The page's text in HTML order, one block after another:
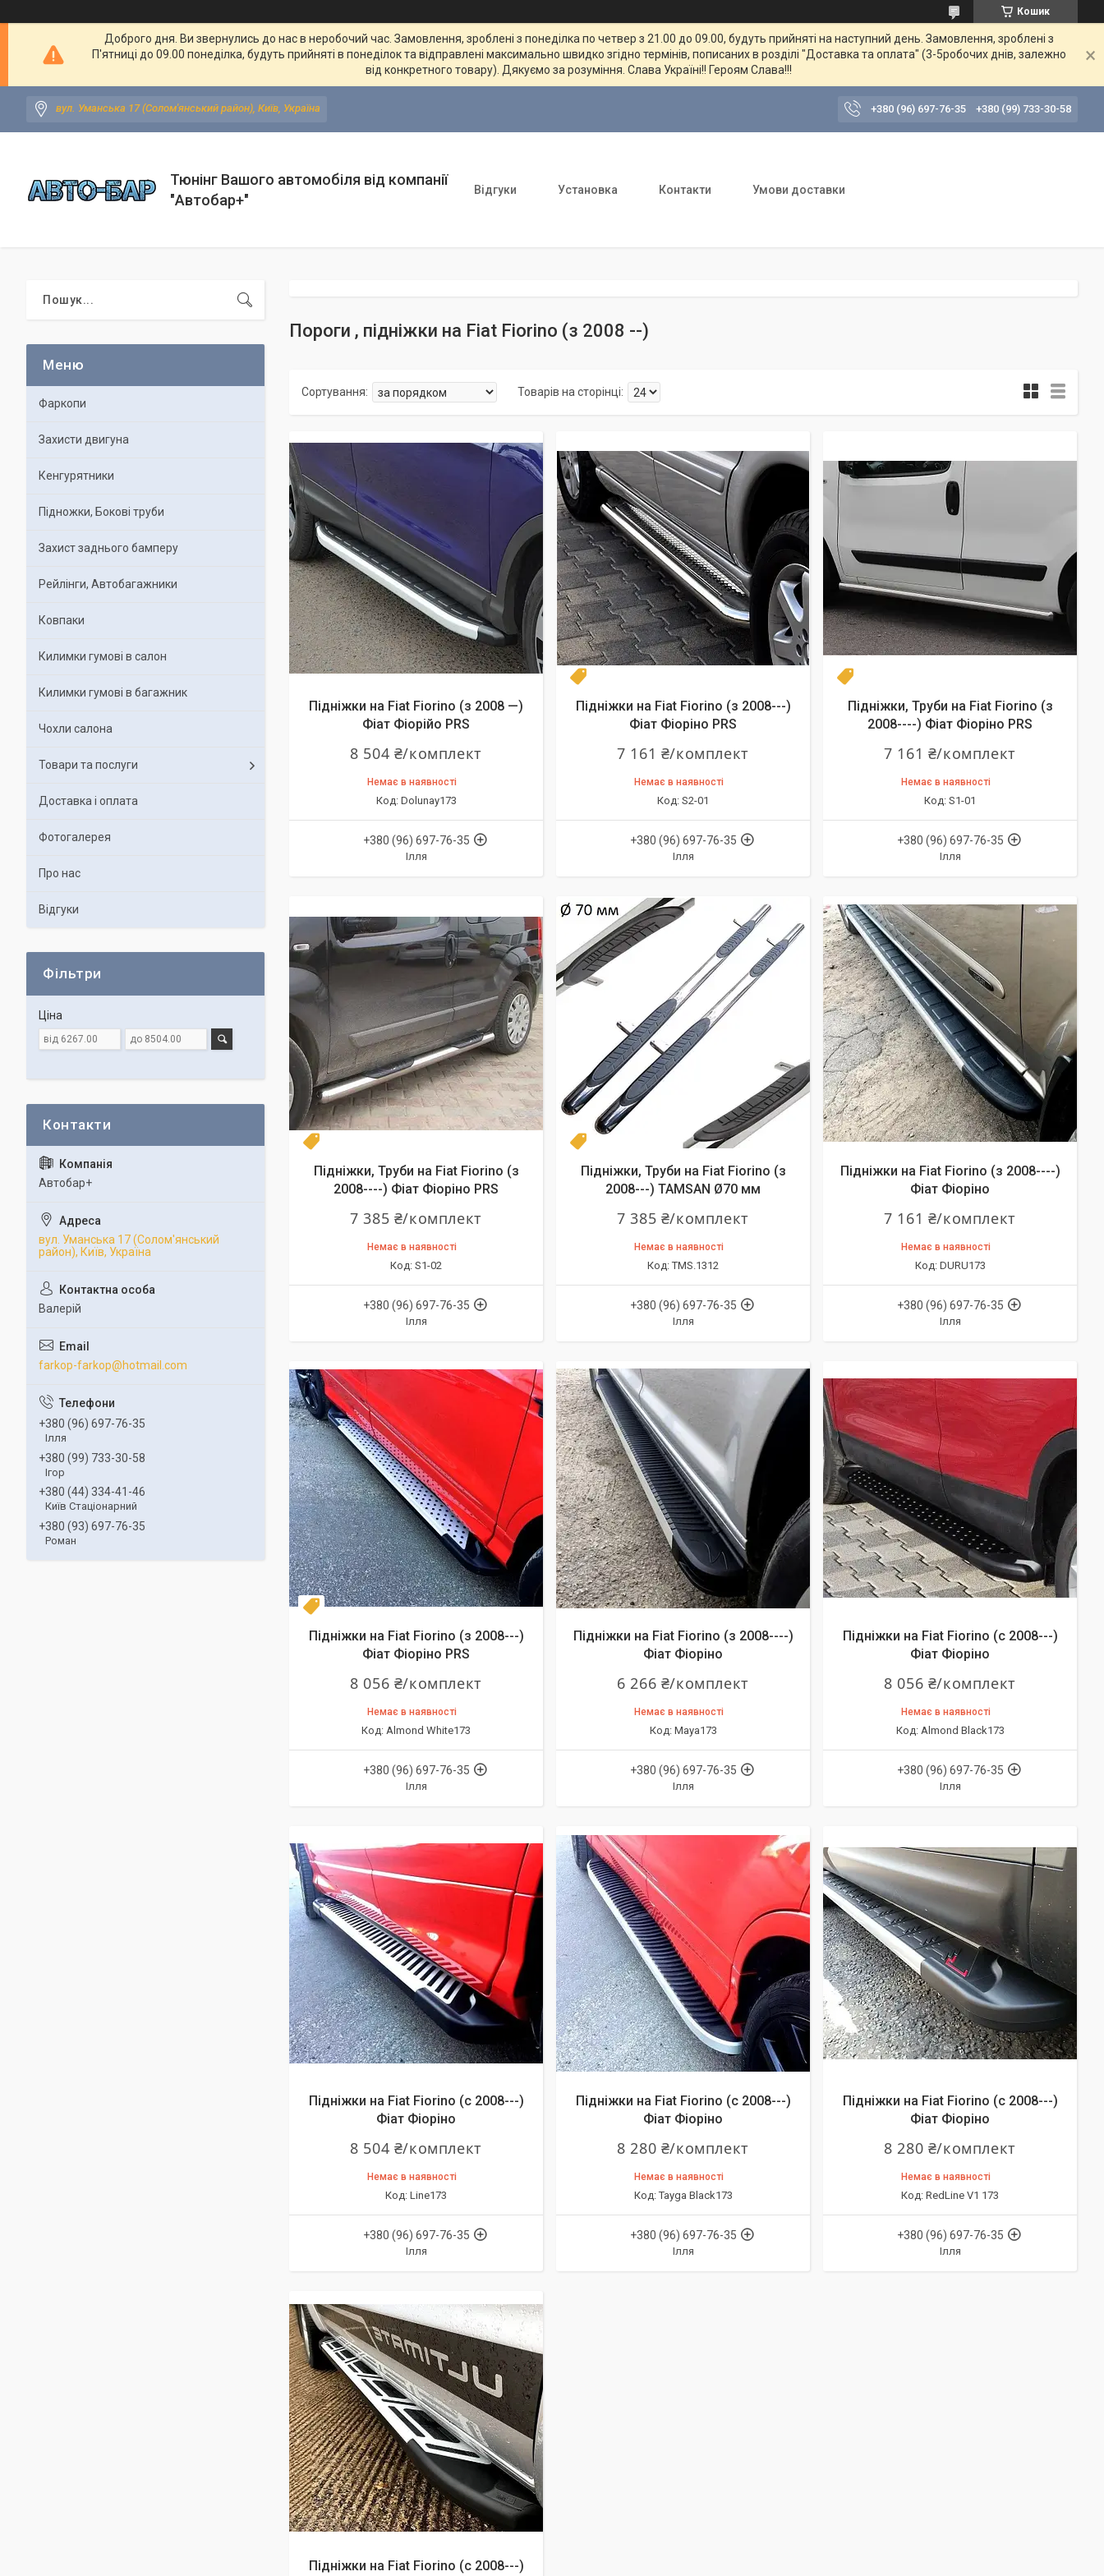
Кошик
Доброго дня. Ви звернулись до нас в неробочий час. Замовлення, зроблені з понеділка по четвер з 21.00 до 09.00, будуть прийняті на наступний день. Замовлення, зроблені з
П'ятниці до 09.00 понеділка, будуть прийняті в понеділок та відправлені максимально швидко згідно термінів, пописаних в розділі "Доставка та оплата" (3-5робочих днів, залежно
від конкретного товару). Дякуємо за розуміння. Слава Україні!! Героям Слава!!!
вул. Уманська 17 (Солом'янський район), Київ, Україна +380 (96) 697-76-35 +380 (99) 733-30-58
Тюнінг Вашого автомобіля від компанії
"Автобар+"
Відгуки Установка Контакти Умови доставки
Пороги , підніжки на Fiat Fiorino (з 2008 --)
Підніжки на Fiat Fiorino (з 2008 —)
Фіат Фіорійо PRS
8 504 ₴/комплект
Немає в наявності
Dolunay173
+380 (96) 697-76-35
Ілля
Підніжки на Fiat Fiorino (з 2008---)
Фіат Фіоріно PRS
7 161 ₴/комплект
Немає в наявності
S2-01
+380 (96) 697-76-35
Ілля
Підніжки, Труби на Fiat Fiorino (з
2008----) Фіат Фіоріно PRS
7 161 ₴/комплект
Немає в наявності
S1-01
+380 (96) 697-76-35
Ілля
Підніжки, Труби на Fiat Fiorino (з
2008----) Фіат Фіоріно PRS
7 385 ₴/комплект
Немає в наявності
S1-02
+380 (96) 697-76-35
Ілля
Підніжки, Труби на Fiat Fiorino (з
2008---) TAMSAN Ø70 мм
7 385 ₴/комплект
Немає в наявності
TMS.1312
+380 (96) 697-76-35
Ілля
Підніжки на Fiat Fiorino (з 2008----)
Фіат Фіоріно
7 161 ₴/комплект
Немає в наявності
DURU173
+380 (96) 697-76-35
Ілля
Топ продаж
Підніжки на Fiat Fiorino (з 2008---)
Фіат Фіоріно PRS
8 056 ₴/комплект
Немає в наявності
Almond White173
+380 (96) 697-76-35
Ілля
Підніжки на Fiat Fiorino (з 2008----)
Фіат Фіоріно
6 266 ₴/комплект
Немає в наявності
Maya173
+380 (96) 697-76-35
Ілля
Підніжки на Fiat Fiorino (c 2008---)
Фіат Фіоріно
8 056 ₴/комплект
Немає в наявності
Almond Black173
+380 (96) 697-76-35
Ілля
Підніжки на Fiat Fiorino (c 2008---)
Фіат Фіоріно
8 504 ₴/комплект
Немає в наявності
Line173
+380 (96) 697-76-35
Ілля
Підніжки на Fiat Fiorino (c 2008---)
Фіат Фіоріно
8 280 ₴/комплект
Немає в наявності
Tayga Black173
+380 (96) 697-76-35
Ілля
Підніжки на Fiat Fiorino (c 2008---)
Фіат Фіоріно
8 280 ₴/комплект
Немає в наявності
RedLine V1 173
+380 (96) 697-76-35
Ілля
Підніжки на Fiat Fiorino (c 2008---)
Фаркопи
Захисти двигуна
Кенгурятники
Підножки, Бокові труби
Захист заднього бамперу
Рейлінги, Автобагажники
Ковпаки
Килимки гумові в салон
Килимки гумові в багажник
Чохли салона
Товари та послуги
Доставка і оплата
Фотогалерея
Про нас
Відгуки
Фільтри
Ціна
Автобар+
вул. Уманська 17 (Солом'янський
район), Київ, Україна
Валерій
farkop-farkop@hotmail.com
+380 (96) 697-76-35
Ілля
+380 (99) 733-30-58
Ігор
+380 (44) 334-41-46
Київ Стаціонарний
+380 (93) 697-76-35
Роман